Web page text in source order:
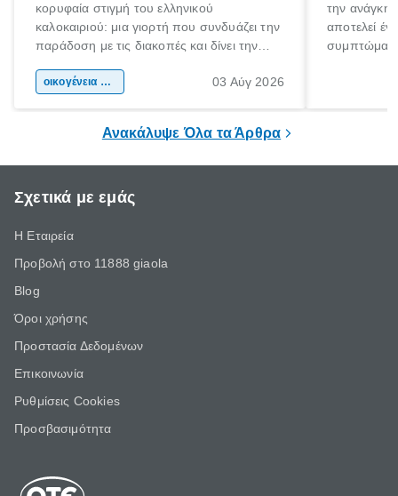
κορυφαία στιγμή του ελληνικού
καλοκαιριού: μια γιορτή που συνδυάζει την
παράδοση με τις διακοπές και δίνει την
χώρας. Είτε πρόκειται για λίγες μέρες
οικογένεια & παιδί 03 Αύγ 2026
την ανάγκη
αποτελεί
Ανακάλυψε Όλα τα Άρθρα
Σχετικά με εμάς
Η Εταιρεία
Προβολή στο 11888 giaola
Blog
Όροι χρήσης
Προστασία Δεδομένων
Επικοινωνία
Ρυθμίσεις Cookies
Προσβασιμότητα